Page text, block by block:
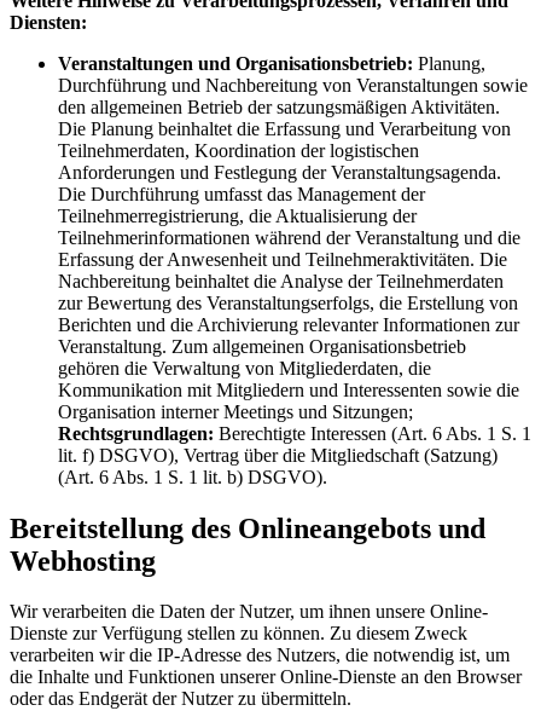
Diensten:
Veranstaltungen und Organisationsbetrieb: Planung,
Durchführung und Nachbereitung von Veranstaltungen sowie
den allgemeinen Betrieb der satzungsmäßigen Aktivitäten.
Die Planung beinhaltet die Erfassung und Verarbeitung von
Teilnehmerdaten, Koordination der logistischen
Anforderungen und Festlegung der Veranstaltungsagenda.
Die Durchführung umfasst das Management der
Teilnehmerregistrierung, die Aktualisierung der
Teilnehmerinformationen während der Veranstaltung und die
Erfassung der Anwesenheit und Teilnehmeraktivitäten. Die
Nachbereitung beinhaltet die Analyse der Teilnehmerdaten
zur Bewertung des Veranstaltungserfolgs, die Erstellung von
Berichten und die Archivierung relevanter Informationen zur
Veranstaltung. Zum allgemeinen Organisationsbetrieb
gehören die Verwaltung von Mitgliederdaten, die
Kommunikation mit Mitgliedern und Interessenten sowie die
Organisation interner Meetings und Sitzungen;
Rechtsgrundlagen: Berechtigte Interessen (Art. 6 Abs. 1 S. 1
lit. f) DSGVO), Vertrag über die Mitgliedschaft (Satzung)
(Art. 6 Abs. 1 S. 1 lit. b) DSGVO).
Bereitstellung des Onlineangebots und
Webhosting
Wir verarbeiten die Daten der Nutzer, um ihnen unsere Online-
Dienste zur Verfügung stellen zu können. Zu diesem Zweck
verarbeiten wir die IP-Adresse des Nutzers, die notwendig ist, um
die Inhalte und Funktionen unserer Online-Dienste an den Browser
oder das Endgerät der Nutzer zu übermitteln.